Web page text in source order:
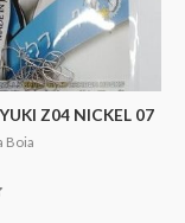
Z04 NICKEL 07
Boia